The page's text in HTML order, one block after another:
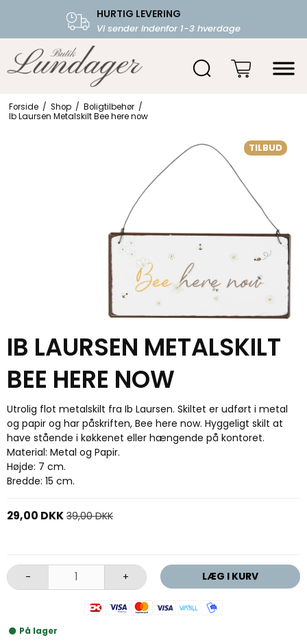
HURTIG LEVERING
Vi sender indenfor 1-3 hverdage
FRI FRAGT OVER 599.-
Starter fra 39,-
Forside / Shop / Boligtilbehør /
Ib Laursen Metalskilt Bee here now
TILBUD
IB LAURSEN METALSKILT
BEE HERE NOW
Utrolig flot metalskilt fra Ib Laursen. Skiltet er udført i metal
og papir og har påskriften, Bee here now. Hyggeligt skilt at
have stående i køkkenet eller hængende på kontoret.
Material: Metal og Papir.
Højde: 7 cm.
Bredde: 15 cm.
29,00 DKK 39,00 DKK
- + LÆG I KURV
På lager